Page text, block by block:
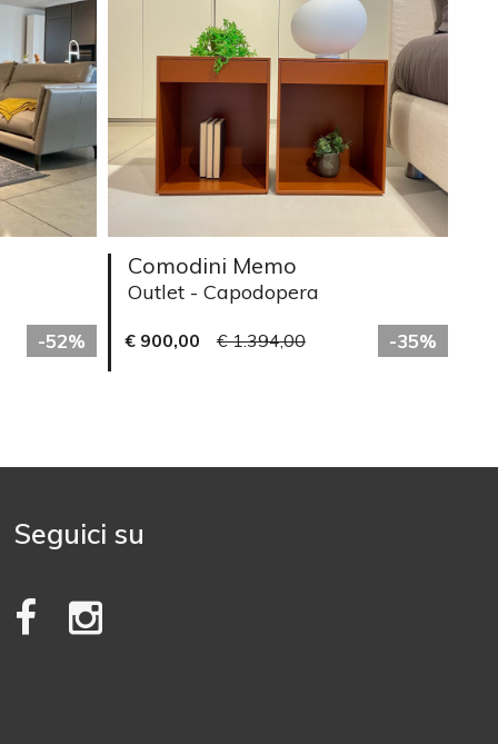
-52%
Comodini Memo
Outlet - Capodopera
€ 900,00 € 1.394,00 -35%
Seguici su